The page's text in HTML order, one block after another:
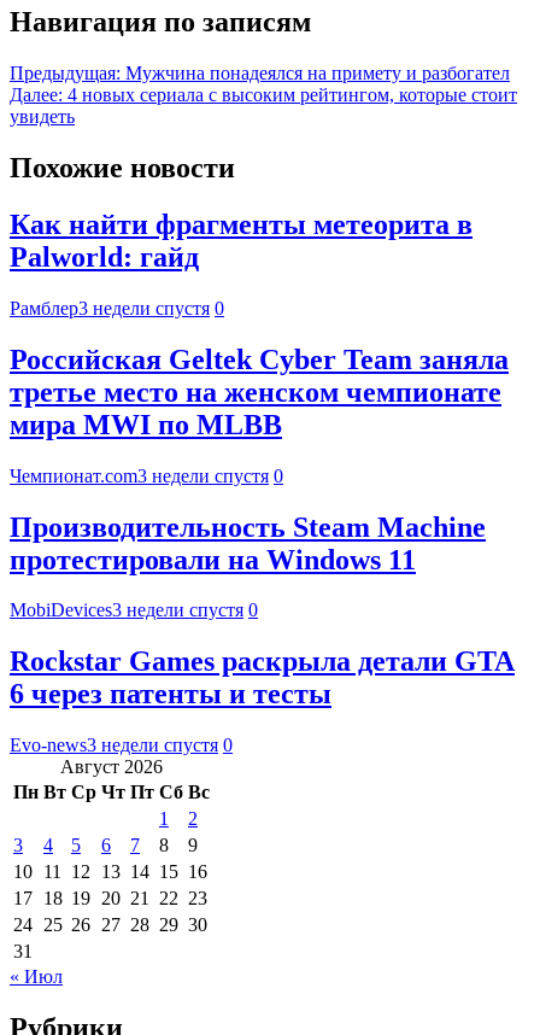
Навигация по записям
Предыдущая: Мужчина понадеялся на примету и разбогател
Далее: 4 новых сериала с высоким рейтингом, которые стоит
увидеть
Похожие новости
Как найти фрагменты метеорита в
Palworld: гайд
Рамблер3 недели спустя 0
Российская Geltek Cyber Team заняла
третье место на женском чемпионате
мира MWI по MLBB
Чемпионат.com3 недели спустя 0
Производительность Steam Machine
протестировали на Windows 11
MobiDevices3 недели спустя 0
Rockstar Games раскрыла детали GTA
6 через патенты и тесты
Evo-news3 недели спустя 0
Август 2026
Пн Вт Ср Чт Пт Сб Вс
1
2
3
4 5 6 7 8
9
10 11 12 13 14 15 16
17 18 19 20 21 22 23
24 25 26 27 28 29 30
31
« Июл
Рубрики